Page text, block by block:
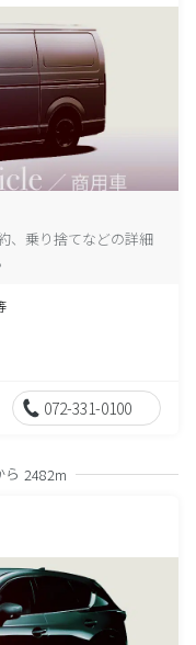
、乗り捨てなどの詳細
072-331-0100
ら 2482m